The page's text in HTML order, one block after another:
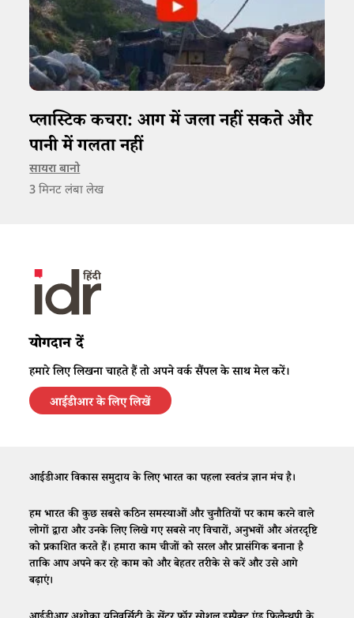
प्लास्टिक कचरा: आग में जला नहीं सकते और
पानी में गलता नहीं
सायरा बानो
3 मिनट लंबा लेख
योगदान दें
हमारे लिए लिखना चाहते हैं तो अपने वर्क सैंपल के साथ मेल करें।
आईडीआर के लिए लिखें
आईडीआर विकास समुदाय के लिए भारत का पहला स्वतंत्र ज्ञान मंच है।
हम भारत की कुछ सबसे कठिन समस्याओं और चुनौतियों पर काम करने वाले
लोगों द्वारा और उनके लिए लिखे गए सबसे नए विचारों, अनुभवों और अंतरदृष्टि
को प्रकाशित करते हैं। हमारा काम चीजों को सरल और प्रासंगिक बनाना है
ताकि आप अपने कर रहे काम को और बेहतर तरीके से करें और उसे आगे
बढ़ाएं।